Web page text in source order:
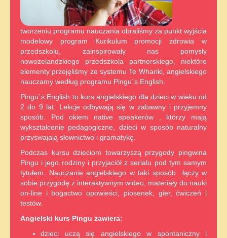
tworzeniu programu nauczania obraliśmy za punkt wyjścia
modelowy program Kurikulum promocji zdrowia w
przedszkolu, zainspirowały nas pomysły
nowozelandzkiego przedszkola partnerskiego, niektóre
elementy przejęliśmy ze systemu Te Whariki, angielskiego
nauczamy według programu Pingu´s English.
Pingu´s English to kurs angielskiego dla dzieci w wieku od
2 do 9 lat. Lekcje odbywają się w zabawny i przyjemny
sposób. Pod okiem native speakerów , którzy mają
wykształcenie pedagogiczne, dzieci w sposób naturalny
przyswajają słownictwo i gramatykę.
Podczas kursu dzieciom towarzyszą przygody pingwina
Pingu i jego rodziny i przyjaciół z serialu pod tym samym
tytułem. Nauczanie angielskiego w taki sposób łączy w
sobie przygodę z interaktywnym wideo, materiały do nauki
on-line i bogactwo opowieści, piosenek, gier, ćwiczeń i
testów.
Angielski kurs Pingu zawiera:
dzieci uczą się angielskiego w spontaniczny i